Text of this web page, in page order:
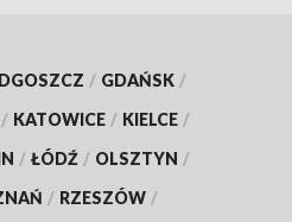
/ GDAŃSK /
/ KATOWICE / KIELCE /
/ ŁÓDŹ / OLSZTYN /
/ RZESZÓW /